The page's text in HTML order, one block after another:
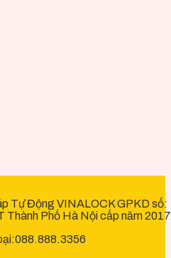
Tự Động VINALOCK GPKD số:
Phố Hà Nội cấp năm